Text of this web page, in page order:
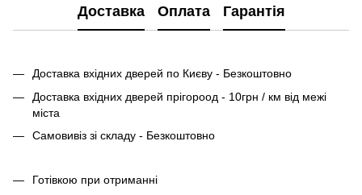
Доставка Оплата Гарантія
Доставка вхідних дверей по Києву - Безкоштовно
Доставка вхідних дверей прігороод - 10грн / км від межі
міста
Самовивіз зі складу - Безкоштовно
Готівкою при отриманні